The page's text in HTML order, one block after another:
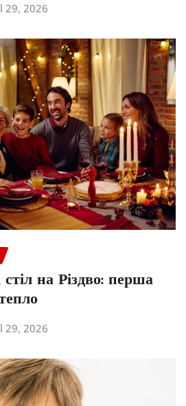
29, 2026
на Різдво: перша
29, 2026